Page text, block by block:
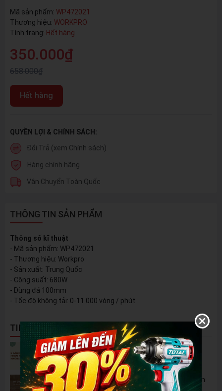
Mã sản phẩm: WP472021
Thương hiệu: WORKPRO
Tình trạng: Hết hàng
350.000₫
658.000₫
Hết hàng
QUYỀN LỢI & CHÍNH SÁCH:
Đổi Trả (xem Chính sách)
Hàng chính hãng
Vận Chuyển Toàn Quốc
THÔNG TIN SẢN PHẨM
Thông số kĩ thuật
- Mã sản phẩm: WP472021
- Thương hiệu: Workpro
- Sản xuất: Trung Quốc
- Công suất: 680W
- Dùng đá 100mm
- Tốc độ không tải: 0-11.000 vòng / phút
TIN NỔI BẬT
5 Cách Tận Dụng Máy Phun Xịt Áp Lực Cao
Không Chỉ Để Rửa Xe
Tủ Dụng Cụ CSPS: Giải Pháp Sắp Xếp Chuyên